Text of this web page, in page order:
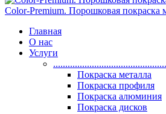
Color-Premium. Порошковая покраска
Главная
О нас
Услуги
Покраска металла
Покраска профиля
Покраска алюминия
Покраска дисков